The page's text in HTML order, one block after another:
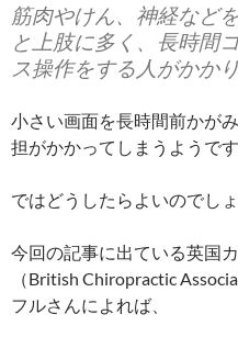
筋肉やけん、神経など
と上肢に多く、長時間
ス操作をする人がかかり
小さい画面を長時間前かが
担がかかってしまうようです
ではどうしたらよいのでし
今回の記事に出ている英国
（British Chiropractic
フルさんによれば、